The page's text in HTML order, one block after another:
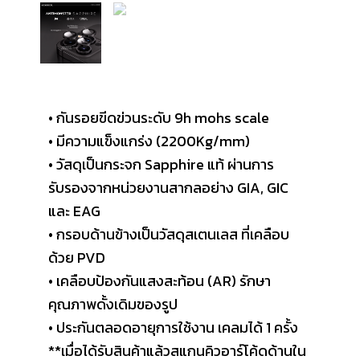
• กันรอยขีดข่วนระดับ 9h mohs scale
• มีความแข็งแกร่ง (2200Kg/mm)
• วัสดุเป็นกระจก Sapphire แท้ ผ่านการ
รับรองจากหน่วยงานสากลอย่าง GIA, GIC
และ EAG
• กรอบด้านข้างเป็นวัสดุสเตนเลส ที่เคลือบ
ด้วย PVD
• เคลือบป้องกันแสงสะท้อน (AR) รักษา
คุณภาพดั้งเดิมของรูป
• ประกันตลอดอายุการใช้งาน เคลมได้ 1 ครั้ง
**เมื่อได้รับสินค้าแล้วสแกนคิวอาร์โค้ดด้านใน